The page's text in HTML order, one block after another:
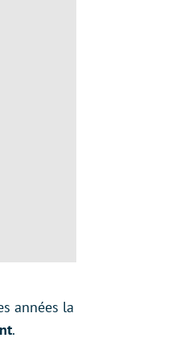
années la
.